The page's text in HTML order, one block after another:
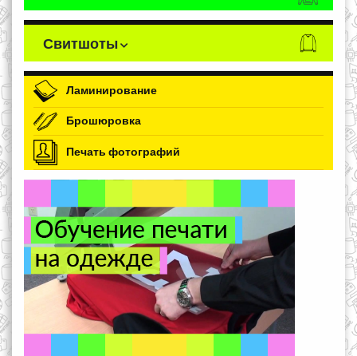
Свитшоты
Ламинирование
Брошюровка
Печать фотографий